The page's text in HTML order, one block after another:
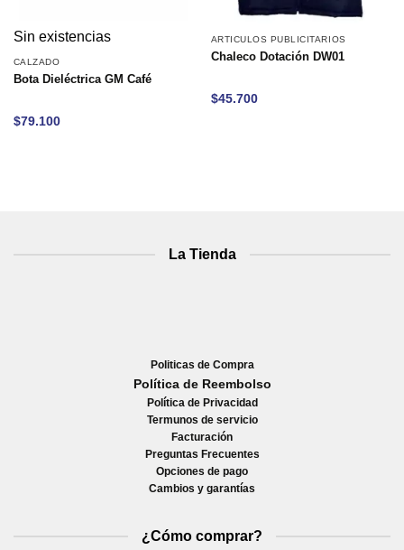
Sin existencias
CALZADO
Bota Dieléctrica GM Café
$79.100
ARTICULOS PUBLICITARIOS
Chaleco Dotación DW01
$45.700
La Tienda
Politicas de Compra
Política de Reembolso
Política de Privacidad
Termunos de servicio
Facturación
Preguntas Frecuentes
Opciones de pago
Cambios y garantías
¿Cómo comprar?